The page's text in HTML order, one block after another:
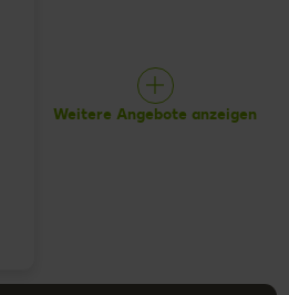
Weitere Angebote anzeigen